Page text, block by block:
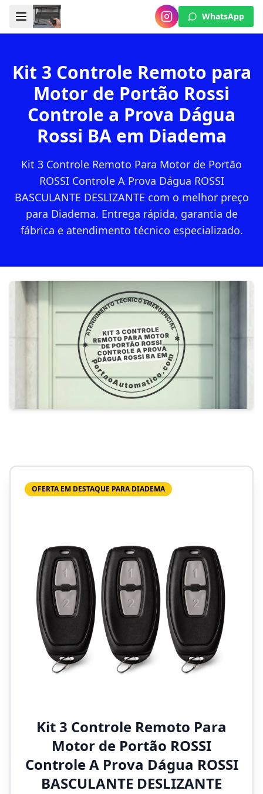
WhatsApp
Kit 3 Controle Remoto para
Motor de Portão Rossi
Controle a Prova Dágua
Rossi BA em Diadema
Kit 3 Controle Remoto Para Motor de Portão
ROSSI Controle A Prova Dágua ROSSI
BASCULANTE DESLIZANTE com o melhor preço
para Diadema. Entrega rápida, garantia de
fábrica e atendimento técnico especializado.
OFERTA EM DESTAQUE PARA DIADEMA
Kit 3 Controle Remoto Para
Motor de Portão ROSSI
Controle A Prova Dágua ROSSI
BASCULANTE DESLIZANTE